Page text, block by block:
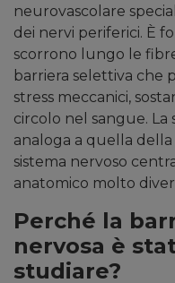
neurovascolare
dei nervi periferici. È
scorrono lungo le
barriera selettiva che
stress meccanici,
circolo nel sangue.
analoga a quella
sistema nervoso
anatomico molto
Perché la
nervosa è
studiare?